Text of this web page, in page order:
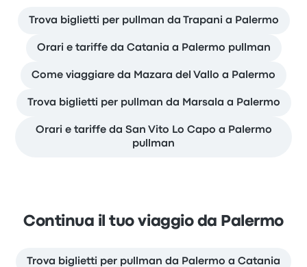
Trova biglietti per pullman da Trapani a Palermo
Orari e tariffe da Catania a Palermo pullman
Come viaggiare da Mazara del Vallo a Palermo
Trova biglietti per pullman da Marsala a Palermo
Orari e tariffe da San Vito Lo Capo a Palermo
pullman
Continua il tuo viaggio da Palermo
Trova biglietti per pullman da Palermo a Catania